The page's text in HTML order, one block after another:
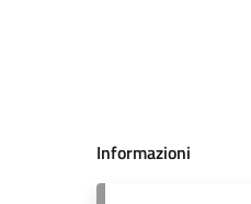
Informazioni